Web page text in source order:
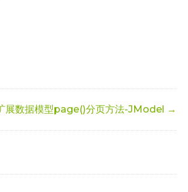
展数据模型page()分页方法-JModel →